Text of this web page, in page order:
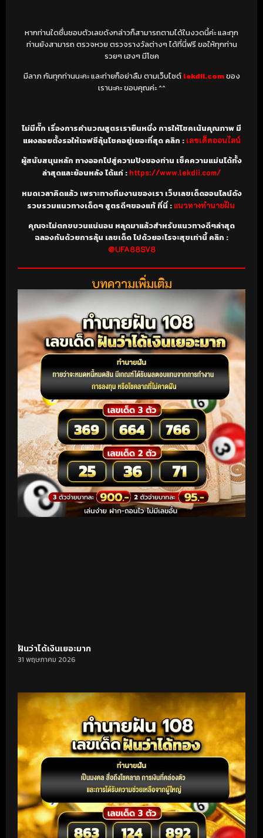
หากท่านใดชื่นชอบตัวเลขดังกล่าวก็สามารถตามได้ในงวดนี้ค่ะ และทุก
ท่านยังสามารถ ตรวจหวย ตรวจรางวัลต่างๆ ได้ที่นี่ฟรี ขอให้ทุกท่าน
รวยๆ เฮงๆ มีโชค
มีลาภ กันทุกท่านนะคะ และท่ายก็อย่าลืม ตามเว็บไซต์ lekdii.comของ
เรานะคะ ขอบคุณค่ะ ^^
ไม่มีกั๊ก เรื่องการคำนวณสูตรเรายืนหนึ่ง การให้โชคเน้นคุณภาพ มี
แผงลอยตั้งรอให้เอฟซีลุ้นโชคอยู่เยอะที่สุด คลิก : เลขเด็ดออนไลน์
ผู้สนับสนุนหลัก ทางออกไปสู่ความปังของท่าน เช็คความแม่นได้ทั้ง
ล่าสุดและย้อนหลัง ได้แก่ : https://www.lekdii.com/
หมดเวลาคิดแล้ว เพราะทางทีมงานของเรา เว็บเลขเด็ดออนไลน์ดัง
รวบรวมแนวทางเด็ดๆ สูตรดีๆของแท้ ที่นี่ : แนวทางทำนายฝัน
คุณจะไม่ตกขบวนแน่นอน หลุดมาแล้วสำหรับแนวทางดีๆล่าสุด
ฉลองกันด้วยการลุ้น เลขเด็ด ไปด้วยอะไรจะสุขเท่านี้ คลิก :
@UFA88SV8
บทความเพิ่มเติม
ฝันว่าได้เงินเยอะมาก
31 พฤษภาคม 2026